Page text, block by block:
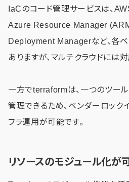
IaCのコード管理サービスは、
Azure Resource Manager
Deployment Managerなど、各
ありますが、マルチクラウドには
一方でterraformは、一つのツー
管理できるため、ベンダーロック
フラ運用が可能です。
リソースのモジュール化が